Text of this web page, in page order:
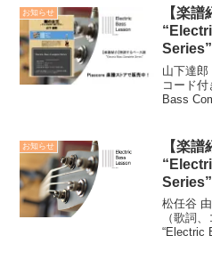
お知らせ
【楽
山下達
開始し
山下達郎
コード
Bass
お知らせ
【楽
松任谷
発売
松任谷
（歌詞
“Electric